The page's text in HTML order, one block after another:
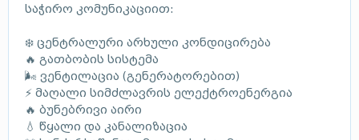
საჭირო კომუნიკაციით:
❄️ ცენტრალური არხული კონდიცირება
🔥 გათბობის სისტემა
🌬 ვენტილაცია (გენერატორებით)
⚡ მაღალი სიმძლავრის ელექტროენერგია
🔥 ბუნებრივი აირი
💧 წყალი და კანალიზაცია